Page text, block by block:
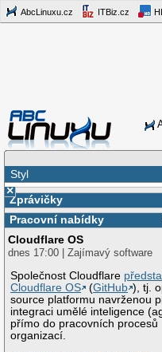
AbcLinuxu.cz ITBiz.cz
Styl
×
Zprávičky
Pracovní nabídky
Cloudflare OS
dnes 17:00 | Zajímavý software
Společnost Cloudflare
Cloudflare OS
(GitHub ), tj.
source platformu navrženou
integraci umělé inteligence
přímo do pracovních procesů
organizací.